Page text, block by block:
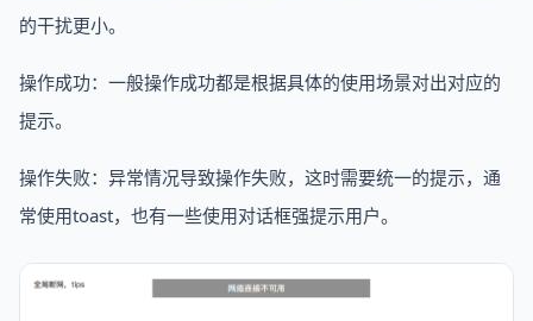
的干扰更小。
操作成功：一般操作成功都是根据具体的使用场景对出对应的
提示。
操作失败：异常情况导致操作失败，这时需要统一的提示，通
常使用toast，也有一些使用对话框强提示用户。